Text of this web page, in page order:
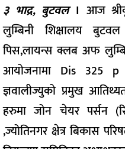
३ भाद्र, बुटवल। आज
लुम्बिनी शिक्षालय
पिस,लायन्स क्लब अफ
आयोजनामा Dis 325
ज्ञवालीज्युको प्रमुख
हरुमा जोन चेयर पर्सन
,ज्योतिनगर क्षेत्र बिकास